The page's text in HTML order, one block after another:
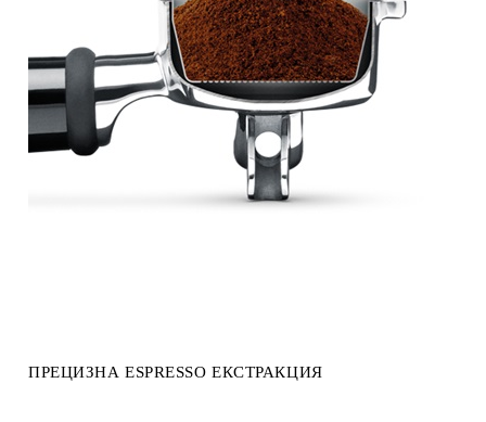
ПРЕЦИЗНА ESPRESSO ЕКСТРАКЦИЯ